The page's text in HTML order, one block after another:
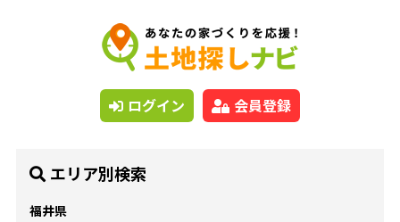
ログイン 会員登録
エリア別検索
福井県